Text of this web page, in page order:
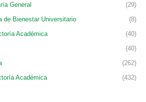
General
(29)
de Bienestar Universitario
(8)
Académica
(40)
(40)
(262)
Académica
(432)